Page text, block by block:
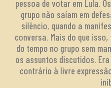
pessoa de votar em Lula.
grupo não saíam em
silêncio, quando a
conversa. Mais do que
do tempo no grupo sem
os assuntos discutidos.
contrário à livre